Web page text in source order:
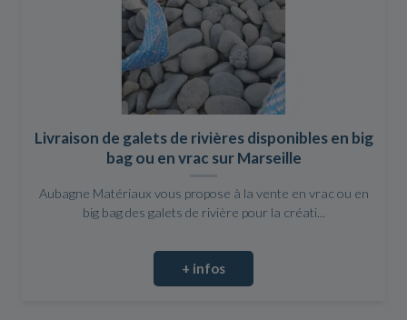
Livraison de galets de rivières disponibles en big
bag ou en vrac sur Marseille
Aubagne Matériaux vous propose à la vente en vrac ou en
big bag des galets de rivière pour la créati...
+ infos